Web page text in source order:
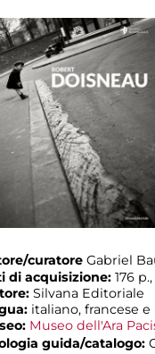
curatore Gabriel
di acquisizione: 176
Silvana Editoriale
italiano, francese e
Museo dell'Ara
guida/catalogo: